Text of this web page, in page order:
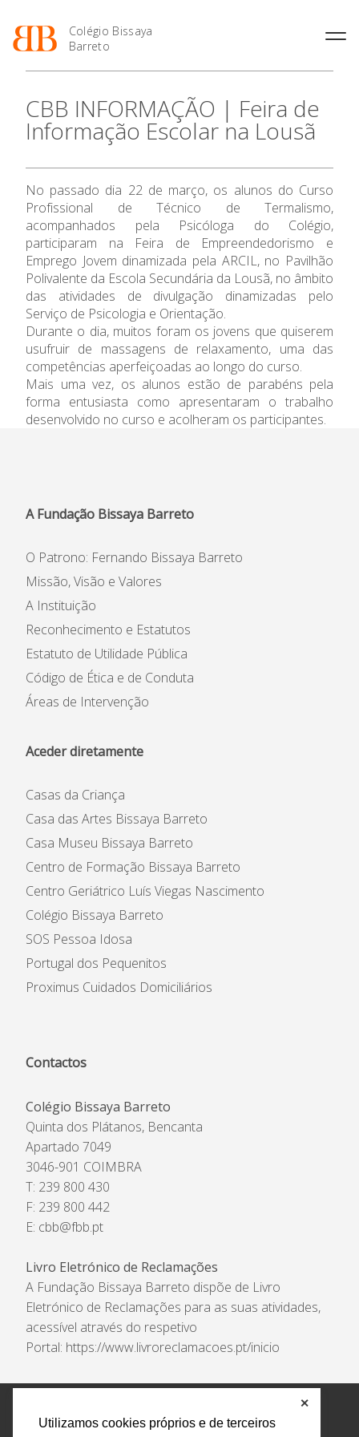
Utilizamos cookies próprios e de terceiros
✕
Colégio Bissaya
Barreto
O Colégio
Projeto Educativo
Organização
Colaboradores Não
Docentes
Instalações
Ofertas de emprego
Regulamentos
Jornal “O Coreto”
Privacidade
Oferta Formativa
Enriquecimento Curricular
Oferta Curricular
Sala de Estudo
Atividades de Interrupção
Letiva
Academia de LínguasEnsino Profissional
Profissionais
Matrículas
Termalismo
Curso de Técnico/a de Apoio
à Família e à Comunidade
Ofertas de Emprego
Ano Letivo
2027
Calendários
de Educação
SIGE
Secretariado de Exames
Admissão
Informações
APEE
CBB INFORMAÇÃO | Feira de
Informação Escolar na Lousã
No passado dia 22 de março, os alunos do Curso
Profissional de Técnico de Termalismo,
acompanhados pela Psicóloga do Colégio,
participaram na Feira de Empreendedorismo e
Emprego Jovem dinamizada pela ARCIL, no Pavilhão
Polivalente da Escola Secundária da Lousã, no âmbito
das atividades de divulgação dinamizadas pelo
Serviço de Psicologia e Orientação.
Durante o dia, muitos foram os jovens que quiserem
usufruir de massagens de relaxamento, uma das
competências aperfeiçoadas ao longo do curso.
Mais uma vez, os alunos estão de parabéns pela
forma entusiasta como apresentaram o trabalho
desenvolvido no curso e acolheram os participantes.
A Fundação Bissaya Barreto
O Patrono: Fernando Bissaya Barreto
Missão, Visão e Valores
A Instituição
Reconhecimento e Estatutos
Estatuto de Utilidade Pública
Código de Ética e de Conduta
Áreas de Intervenção
Aceder diretamente
Casas da Criança
Casa das Artes Bissaya Barreto
Casa Museu Bissaya Barreto
Centro de Formação Bissaya Barreto
Centro Geriátrico Luís Viegas Nascimento
Colégio Bissaya Barreto
SOS Pessoa Idosa
Portugal dos Pequenitos
Proximus Cuidados Domiciliários
Contactos
Colégio Bissaya Barreto
Quinta dos Plátanos, Bencanta
Apartado 7049
3046-901 COIMBRA
T: 239 800 430
F: 239 800 442
E: cbb@fbb.pt
Livro Eletrónico de Reclamações
A Fundação Bissaya Barreto dispõe de Livro
Eletrónico de Reclamações para as suas atividades,
acessível através do respetivo
Portal: https://www.livroreclamacoes.pt/inicio
Política de Privacidade e Tratamento de Dados
Encarregado de Proteção de Dados
Livro Eletrónico